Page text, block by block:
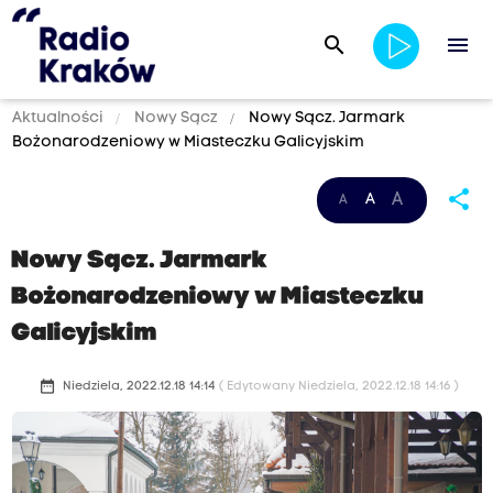
search menu
Aktualności Nowy Sącz
Nowy Sącz. Jarmark
Bożonarodzeniowy w Miasteczku Galicyjskim
A A A share
Nowy Sącz. Jarmark
Bożonarodzeniowy w Miasteczku
Galicyjskim
date_range Niedziela, 2022.12.18 14:14 ( Edytowany Niedziela, 2022.12.18 14:16 )